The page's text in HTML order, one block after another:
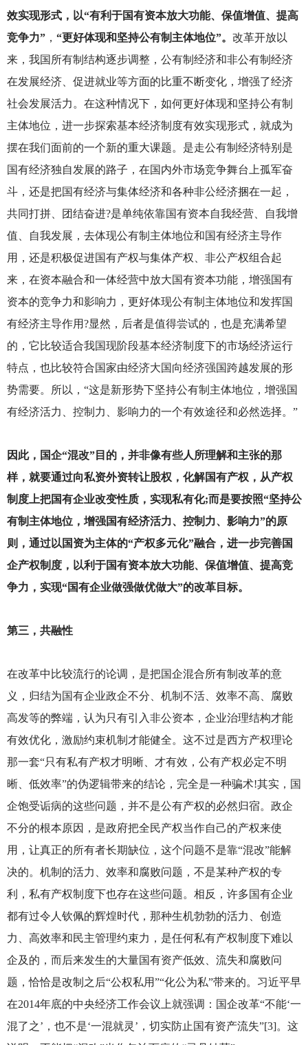
效实现形式，以“有利于国有资本放大功能、保值增值、提高
竞争力”， “更好体现和坚持公有制主体地位”。 改革开放以
来，我国所有制结构逐步调整，公有制经济和非公有制经济
在发展经济、促进就业等方面的比重不断变化，增强了经济
社会发展活力。在这种情况下，如何更好体现和坚持公有制
主体地位，进一步探索基本经济制度有效实现形式，就成为
摆在我们面前的一个新的重大课题。是走公有制经济特别是
国有经济独自发展的路子，在国内外市场竞争舞台上孤军奋
斗，还是把国有经济与集体经济和各种非公经济捆在一起，
共同打拼、团结奋进?是单纯依靠国有资本自我经营、自我增
值、自我发展，去体现公有制主体地位和国有经济主导作
用，还是积极促进国有产权与集体产权、非公产权组合起
来，在资本融合和一体经营中放大国有资本功能，增强国有
资本的竞争力和影响力，更好体现公有制主体地位和发挥国
有经济主导作用?显然，后者是值得尝试的，也是充满希望
的，它比较适合我国现阶段基本经济制度下的市场经济运行
特点，也比较符合国家由经济大国向经济强国跨越发展的形
势需要。所以，“这是新形势下坚持公有制主体地位，增强国
有经济活力、控制力、影响力的一个有效途径和必然选择。”
因此，国企“混改”目的，并非像有些人所理解和主张的那
样，就要通过向私资外资转让股权，化解国有产权，从产权
制度上把国有企业改变性质，实现私有化;而是要按照“坚持公
有制主体地位，增强国有经济活力、控制力、影响力”的原
则，通过以国资为主体的“产权多元化”融合，进一步完善国
企产权制度，以利于国有资本放大功能、保值增值、提高竞
争力，实现“国有企业做强做优做大”的改革目标。
第三，共融性
在改革中比较流行的论调，是把国企混合所有制改革的意
义，归结为国有企业政企不分、机制不活、效率不高、腐败
高发等的弊端，认为只有引入非公资本，企业治理结构才能
有效优化，激励约束机制才能健全。这不过是西方产权理论
那一套“只有私有产权才明晰、才有效，公有产权必定不明
晰、低效率”的伪逻辑带来的结论，完全是一种骗术!其实，国
企饱受诟病的这些问题，并不是公有产权的必然归宿。政企
不分的根本原因，是政府把全民产权当作自己的产权来使
用，让真正的所有者长期缺位，这个问题不是靠“混改”能解
决的。机制的活力、效率和腐败问题，不是某种产权的专
利，私有产权制度下也存在这些问题。相反，许多国有企业
都有过令人钦佩的辉煌时代，那种生机勃勃的活力、创造
力、高效率和民主管理约束力，是任何私有产权制度下难以
企及的，而后来发生的大量国有资产低效、流失和腐败问
题，恰恰是改制之后“公权私用”“化公为私”带来的。习近平早
在2014年底的中央经济工作会议上就强调：国企改革“不能‘一
混了之’，也不是‘一混就灵’，切实防止国有资产流失”[3]。这